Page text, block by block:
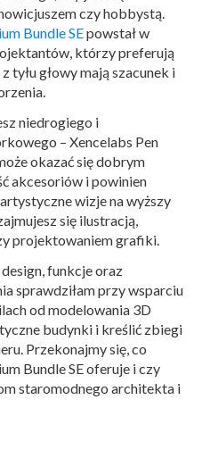
czy hobbystą.
Bundle SEpowstał w
którzy preferują
tyłu głowy mają szacunek i
niedrogiego i
– Xencelabs Pen
okazać się dobrym
akcesoriów i powinien
wizje na wyższy
się ilustracją,
projektowaniem grafiki.
funkcje oraz
sprawdziłam przy wsparciu
od modelowania 3D
budynki i kreślić zbiegi
Przekonajmy się, co
Bundle SE oferuje i czy
staromodnego architekta i